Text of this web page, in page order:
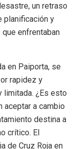
un retraso
planificación y
enfrentaban
en Paiporta, se
rapidez y
limitada. ¿Es esto
aceptar a cambio
destina a
crítico. El
de Cruz Roja en